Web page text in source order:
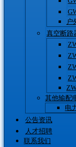
户
真空断路
其他输配
电
公告资讯
人才招聘
联系我们